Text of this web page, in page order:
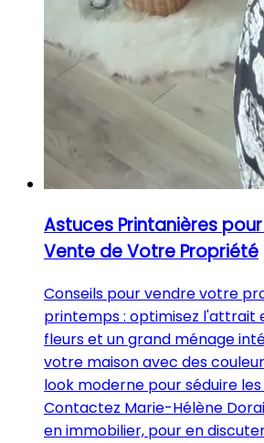
Astuces Printanières
Vente de Votre Propriété
Conseils pour vendre votre
printemps : optimisez l'attrait
fleurs et un grand ménage
votre maison avec des
look moderne pour séduire
Contactez Marie-Hélène
en immobilier, pour en